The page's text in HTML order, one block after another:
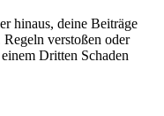
hinaus, deine Beiträge
verstoßen oder
Dritten Schaden